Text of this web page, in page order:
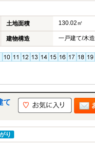
土地面積 130.02㎡
建物構造 一戸建て/木造
て
り